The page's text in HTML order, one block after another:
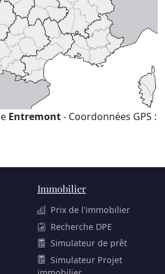
Entremont- Coordonnées GPS :
Immobilier
Prix de l'immobilier
Recherche DPE
Simulateur de prêt
Simulateur Projet